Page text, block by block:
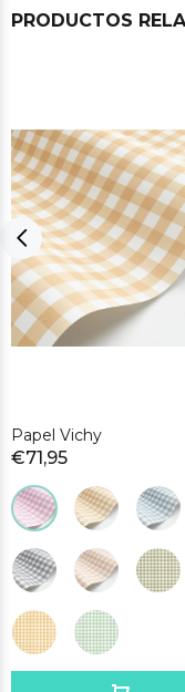
PRODUCTOS
Papel Vichy
€71,95